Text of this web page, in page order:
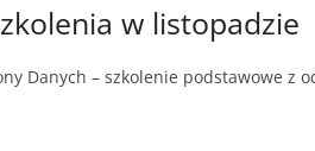
w listopadzie
Danych – szkolenie podstawowe z